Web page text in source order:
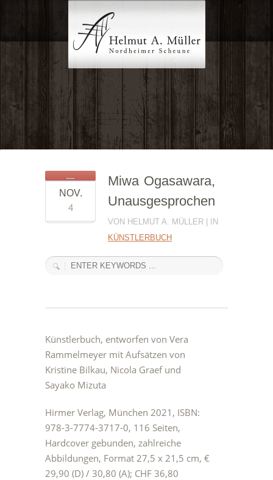
NOV.
4
Miwa Ogasawara,
Unausgesprochen
VON HELMUT A. MÜLLER | IN
KÜNSTLERBUCH
Künstlerbuch, entworfen von Vera
Rammelmeyer mit Aufsätzen von
Kristine Bilkau, Nicola Graef und
Sayako Mizuta
Hirmer Verlag, München 2021, ISBN:
978-3-7774-3717-0, 116 Seiten,
Hardcover gebunden, zahlreiche
Abbildungen, Format 27,5 x 21,5 cm, €
29,90 (D) / 30,80 (A); CHF 36,80